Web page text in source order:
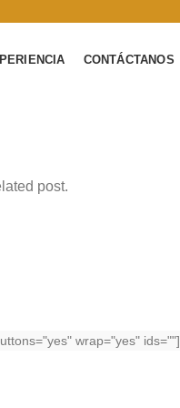
CONTÁCTANOS
post.
wrap="yes" ids=""]